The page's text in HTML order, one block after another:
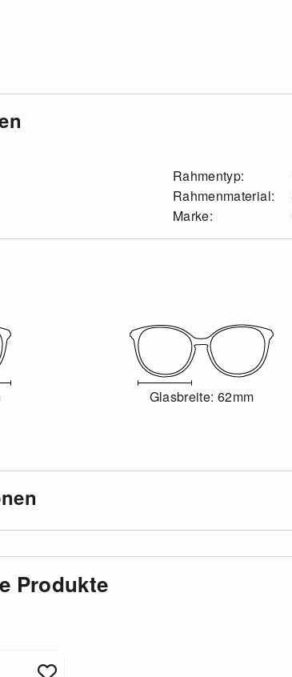
Rahmentyp:
Rahmenmaterial:
Marke:
Glasbreite: 62mm
Produkte